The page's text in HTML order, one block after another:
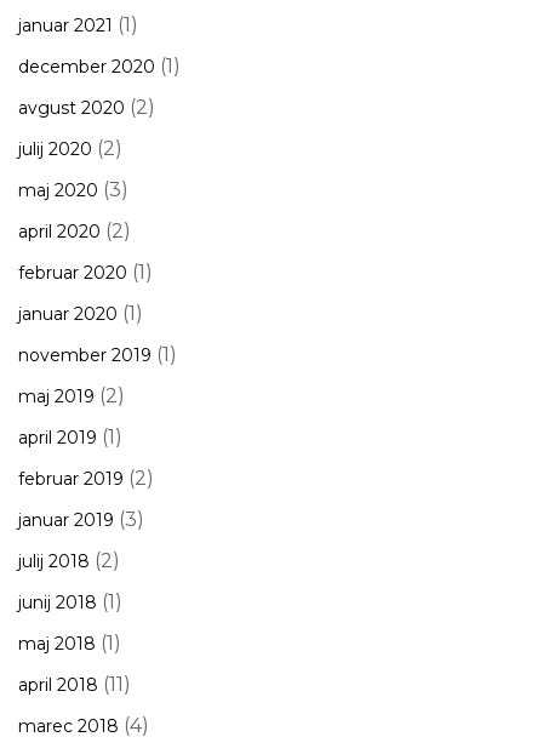
januar 2021 (1)
december 2020 (1)
avgust 2020 (2)
julij 2020 (2)
maj 2020 (3)
april 2020 (2)
februar 2020 (1)
januar 2020 (1)
november 2019 (1)
maj 2019 (2)
april 2019 (1)
februar 2019 (2)
januar 2019 (3)
julij 2018 (2)
junij 2018 (1)
maj 2018 (1)
april 2018 (11)
marec 2018 (4)